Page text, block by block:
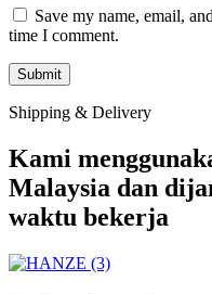
Save my name, email,
time I comment.
Shipping & Delivery
Kami
Malaysia dan
waktu bekerja